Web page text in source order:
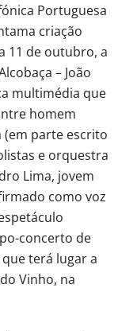
Portuguesa
criação
11 de outubro, a
– João
multimédia que
homem
(em parte escrito
e orquestra
Lima, jovem
como voz
concerto de
que terá lugar a
Vinho, na